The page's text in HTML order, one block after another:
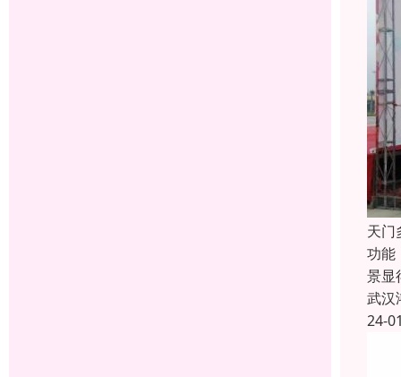
天门
功能
景显
武汉
24-